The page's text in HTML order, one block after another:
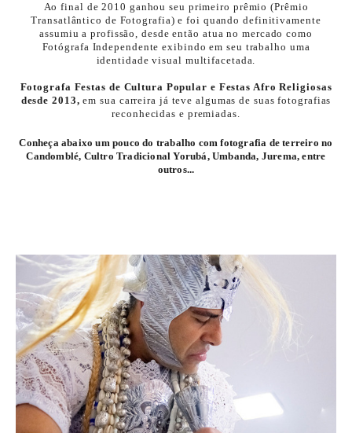
Ao final de 2010 ganhou seu primeiro prêmio (Prêmio
Transatlântico de Fotografia) e foi quando definitivamente
assumiu a profissão, desde então atua no mercado como
Fotógrafa Independente exibindo em seu trabalho uma
identidade visual multifacetada.
Fotografa Festas de Cultura Popular e Festas Afro Religiosas
desde 2013,em sua carreira já teve algumas de suas fotografias
reconhecidas e premiadas.
Conheça abaixo um pouco do trabalho com fotografia de terreiro no
Candomblé, Cultro Tradicional Yorubá, Umbanda, Jurema, entre
outros...